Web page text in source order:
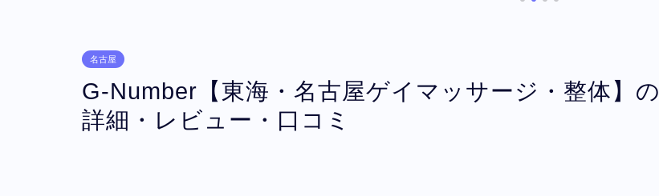
名古屋
G-Number【東海・名古屋ゲイマッサージ・整体】の
詳細・レビュー・口コミ